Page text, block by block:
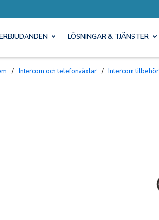
ERBJUDANDEN LÖSNINGAR & TJÄNSTER
/ Intercom och telefonväxlar / Intercom tilbehör